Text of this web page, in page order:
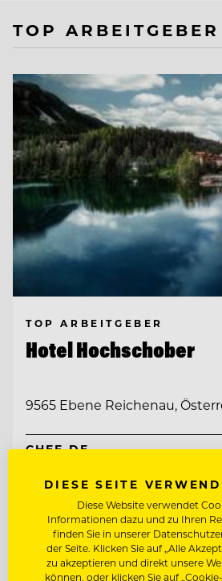
TOP ARBEITGEBER
TOP ARBEITGEBER
Hotel Hochschober
9565 Ebene Reichenau,
CHEF DE
SOUS CHEF
Entdecke alle Jobs
DIESE SEITE
Diese Website verwendet
Informationen dazu und zu Ihren
finden Sie in unserer
der Seite. Klicken Sie auf „Alle
zu akzeptieren und direkt unsere
können, oder klicken Sie auf